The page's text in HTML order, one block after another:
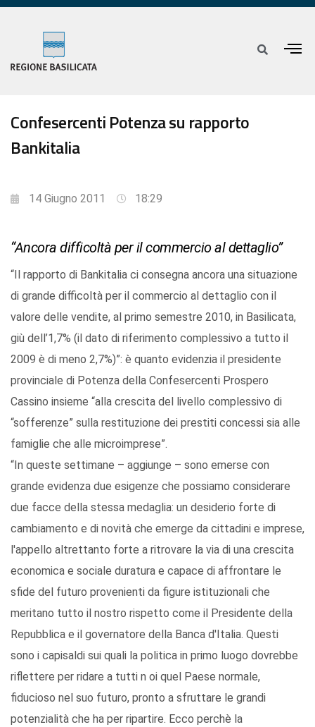
Confesercenti Potenza su rapporto
Bankitalia
14 Giugno 2011 18:29
“Ancora difficoltà per il commercio al dettaglio”
“Il rapporto di Bankitalia ci consegna ancora una situazione
di grande difficoltà per il commercio al dettaglio con il
valore delle vendite, al primo semestre 2010, in Basilicata,
giù dell’1,7% (il dato di riferimento complessivo a tutto il
2009 è di meno 2,7%)”: è quanto evidenzia il presidente
provinciale di Potenza della Confesercenti Prospero
Cassino insieme “alla crescita del livello complessivo di
“sofferenze” sulla restituzione dei prestiti concessi sia alle
famiglie che alle microimprese”.
“In queste settimane – aggiunge – sono emerse con
grande evidenza due esigenze che possiamo considerare
due facce della stessa medaglia: un desiderio forte di
cambiamento e di novità che emerge da cittadini e imprese,
l'appello altrettanto forte a ritrovare la via di una crescita
economica e sociale duratura e capace di affrontare le
sfide del futuro provenienti da figure istituzionali che
meritano tutto il nostro rispetto come il Presidente della
Repubblica e il governatore della Banca d'Italia. Questi
sono i capisaldi sui quali la politica in primo luogo dovrebbe
riflettere per ridare a tutti n oi quel Paese normale,
fiducioso nel suo futuro, pronto a sfruttare le grandi
potenzialità che ha per ripartire. Ecco perchè la